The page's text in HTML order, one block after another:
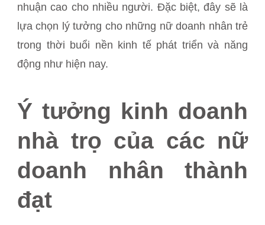
nhuận cao cho nhiều người. Đặc biệt, đây sẽ là
lựa chọn lý tưởng cho những nữ doanh nhân trẻ
trong thời buổi nền kinh tế phát triển và năng
động như hiện nay.
Ý tưởng kinh doanh
nhà trọ của các nữ
doanh nhân thành
đạt